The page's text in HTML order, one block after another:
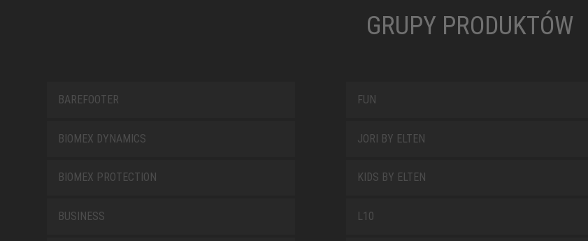
GRUPY PRODUKTÓW
BAREFOOTER
BIOMEX DYNAMICS
BIOMEX PROTECTION
BUSINESS
FUN
JORI BY ELTEN
KIDS BY ELTEN
L10